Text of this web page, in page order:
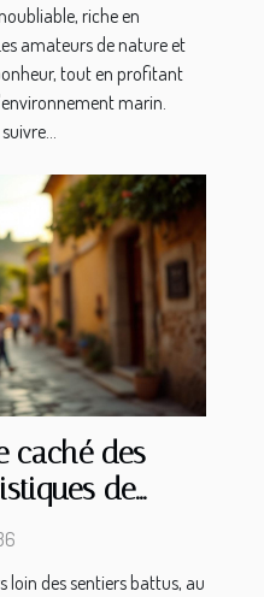
riche en
amateurs de nature et
tout en profitant
marin.
caché des
de
loin des sentiers battus, au